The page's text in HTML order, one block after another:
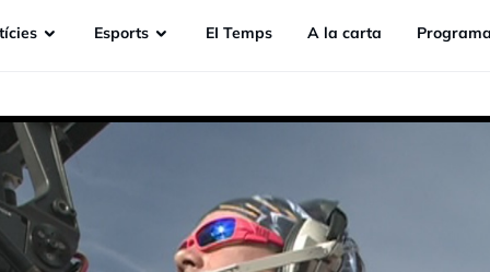
Esports EI Temps A la carta